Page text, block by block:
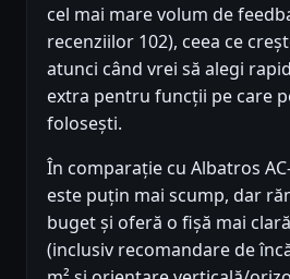
cel mai mare volum de
recenziilor 102), ceea ce
atunci când vrei să alegi
extra pentru funcții pe care
folosești.
În comparație cu Albatros
este puțin mai scump, dar
buget și oferă o fișă mai
(inclusiv recomandare de